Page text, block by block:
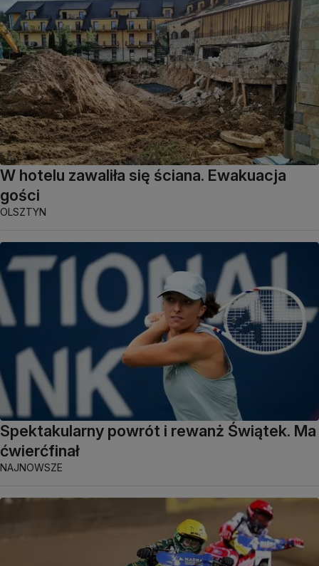
W hotelu zawaliła się ściana. Ewakuacja
gości
OLSZTYN
Spektakularny powrót i rewanż Świątek. Ma
ćwierćfinał
NAJNOWSZE